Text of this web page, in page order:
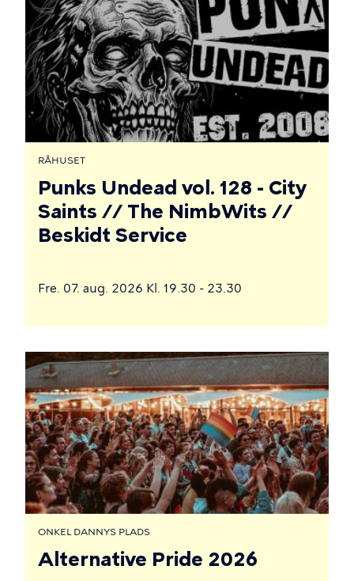
RÅHUSET
Punks Undead vol. 128 - City
Saints // The NimbWits //
Beskidt Service
Fre. 07. aug. 2026 Kl. 19.30 - 23.30
ONKEL DANNYS PLADS
Alternative Pride 2026